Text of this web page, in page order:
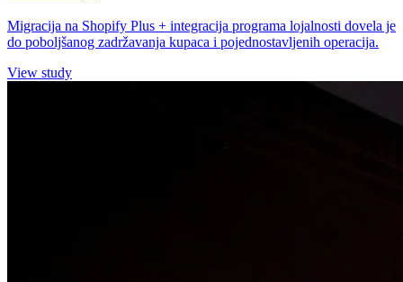
Migracija na Shopify Plus + integracija programa lojalnosti dovela je
do poboljšanog zadržavanja kupaca i pojednostavljenih operacija.
View study